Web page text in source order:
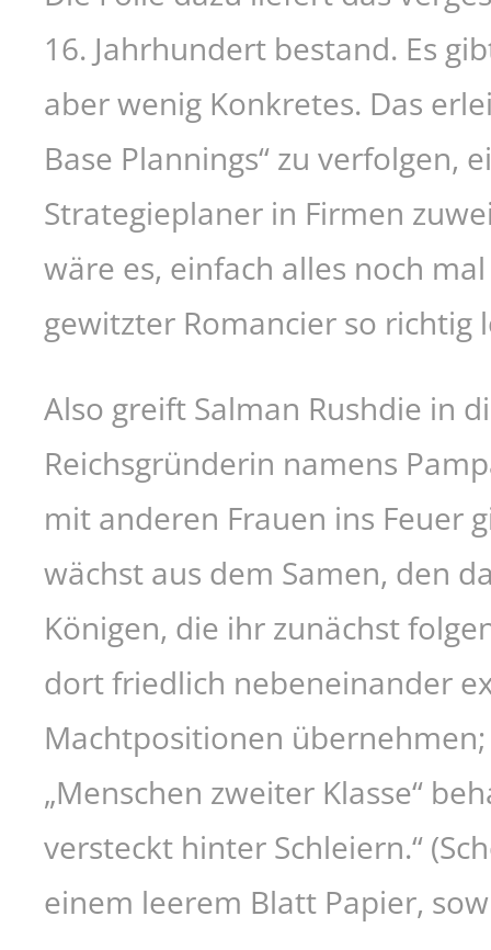
16. Jahrhundert bestand. Es
aber wenig Konkretes. Das
Base Plannings“ zu verfolgen,
Strategieplaner in Firmen
wäre es, einfach alles noch
gewitzter Romancier so richtig
Also greift Salman Rushdie in
Reichsgründerin namens
mit anderen Frauen ins Feuer
wächst aus dem Samen, den
Königen, die ihr zunächst
dort friedlich nebeneinander
Machtpositionen
„Menschen zweiter Klasse“
versteckt hinter Schleiern.“
einem leerem Blatt Papier,